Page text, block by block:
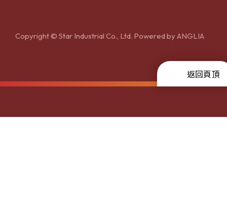
Copyright © Star Industrial Co., Ltd. Powered byANGLIA
返回頁頂